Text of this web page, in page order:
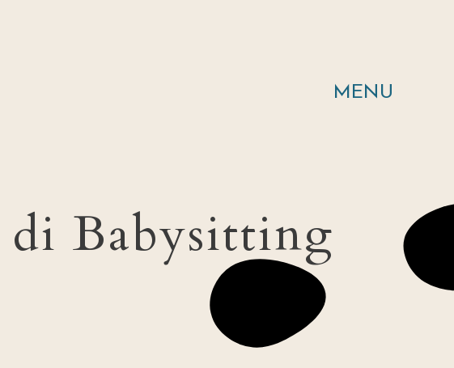
MENU
Babysitting